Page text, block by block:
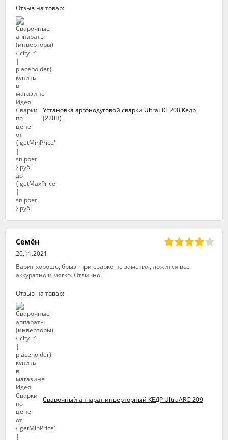
Отзыв на товар:
Установка аргонодуговой сварки UltraTIG 200 Кедр
(220В)
Семён
20.11.2021
Варит хорошо, брызг при сварке не заметил, ложится все
аккуратно и мягко. Отлично!
Отзыв на товар:
Сварочный аппарат инверторный КЕДР UltraARC-209